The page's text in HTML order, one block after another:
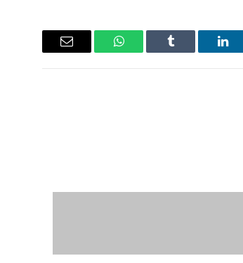
لينكدإن Tumblr واتساب
البريد